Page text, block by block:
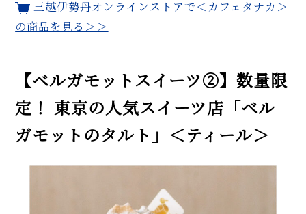
三越伊勢丹オンラインストアで＜カフェタナカ＞
の商品を見る＞＞
【ベルガモットスイーツ②】数量限
定！ 東京の人気スイーツ店「ベル
ガモットのタルト」＜ティール＞